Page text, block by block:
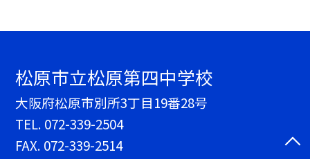
松原市立松原第四中学校
大阪府松原市別所3丁目19番28号
TEL. 072-339-2504
FAX. 072-339-2514